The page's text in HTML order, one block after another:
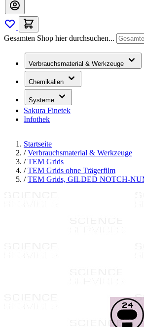
Gesamten Shop hier durchsuchen...
Verbrauchsmaterial & Werkzeuge
Chemikalien
Systeme
Sakura Finetek
Infothek
Startseite
/ Verbrauchsmaterial & Werkzeuge
/ TEM Grids
/ TEM Grids ohne Trägerfilm
/ TEM Grids, GILDED NOTCH-